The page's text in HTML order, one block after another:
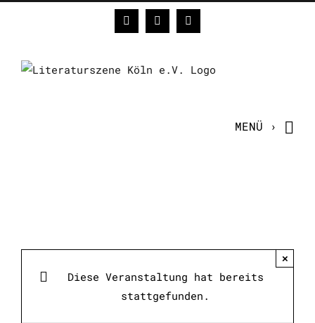
FacebookInstagram
E-
Mail
Diese Veranstaltung hat bereits
stattgefunden.
×